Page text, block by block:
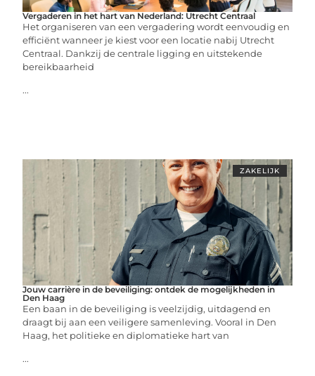
Vergaderen in het hart van Nederland: Utrecht Centraal
Het organiseren van een vergadering wordt eenvoudig en
efficiënt wanneer je kiest voor een locatie nabij Utrecht
Centraal. Dankzij de centrale ligging en uitstekende
bereikbaarheid
...
ZAKELIJK
Jouw carrière in de beveiliging: ontdek de mogelijkheden in
Den Haag
Een baan in de beveiliging is veelzijdig, uitdagend en
draagt bij aan een veiligere samenleving. Vooral in Den
Haag, het politieke en diplomatieke hart van
...